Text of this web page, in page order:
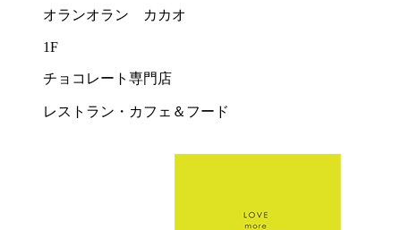
オランオラン カカオ
1F
チョコレート専門店
レストラン・カフェ＆フード